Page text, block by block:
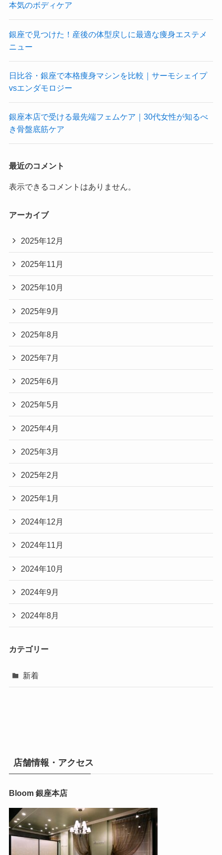
本気のボディケア
銀座で見つけた！産後の体型戻しに最適な痩身エステメ
ニュー
日比谷・銀座で本格痩身マシンを比較｜サーモシェイプ
vsエンダモロジー
銀座本店で受ける最先端フェムケア｜30代女性が知るべ
き骨盤底筋ケア
最近のコメント
表示できるコメントはありません。
アーカイブ
2025年12月
2025年11月
2025年10月
2025年9月
2025年8月
2025年7月
2025年6月
2025年5月
2025年4月
2025年3月
2025年2月
2025年1月
2024年12月
2024年11月
2024年10月
2024年9月
2024年8月
カテゴリー
新着
店舗情報・アクセス
Bloom 銀座本店